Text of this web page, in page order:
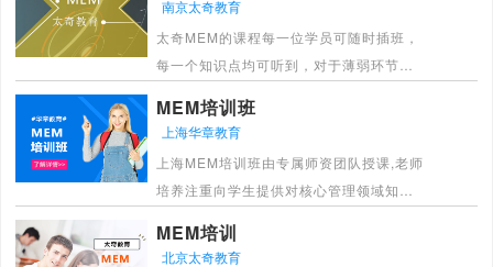
南京太奇教育
太奇MEM的课程每一位学员可随时插班，
每一个知识点均可听到，对于薄弱环节可
充
MEM培训班
上海华章教育
上海MEM培训班由专属师资团队授课,老师
培养注重向学生提供对核心管理领域知识
同的管理知识的理解,更好的帮助学员以的
MEM培训
北京太奇教育